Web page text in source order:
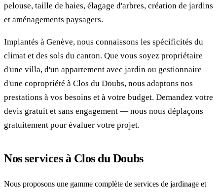
pelouse, taille de haies, élagage d'arbres, création de jardins
et aménagements paysagers.
Implantés à Genève, nous connaissons les spécificités du
climat et des sols du canton. Que vous soyez propriétaire
d'une villa, d'un appartement avec jardin ou gestionnaire
d'une copropriété à Clos du Doubs, nous adaptons nos
prestations à vos besoins et à votre budget. Demandez votre
devis gratuit et sans engagement — nous nous déplaçons
gratuitement pour évaluer votre projet.
Nos services à Clos du Doubs
Nous proposons une gamme complète de services de jardinage et